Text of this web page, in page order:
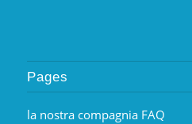
Pages
la nostra compagnia FAQ